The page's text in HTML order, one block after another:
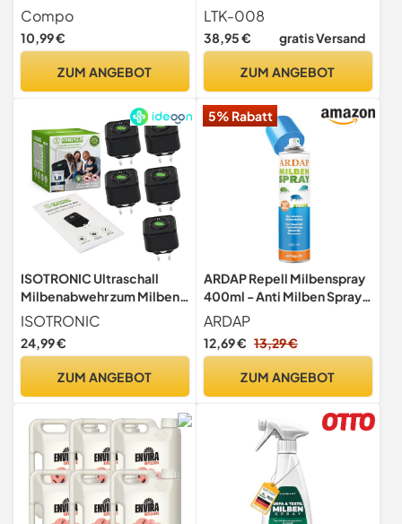
Blattläuse, Schildläuse,
Wollläuse,
Buchsbaumzünsler & Co. -
Kernobst - 500 ml -
Compo
10,99 €
ZUM ANGEBOT
Anti Bettwanzen mit
Langzeitwirkung -
hochwirksames Mittel -
Befall - auf Wasserbasis -
LTK-008
38,95 € gratis Versand
ZUM ANGEBOT
ISOTRONIC Ultraschall
Milbenabwehr zum Milben
& Bettwanzen bekämpfen –
Milbenschutz Stecker mit
30m² Wirkungsbereich –
Chemie (5 Stück)
ISOTRONIC
24,99 €
ZUM ANGEBOT
5% Rabatt
ARDAP Repell Milbenspray
400ml - Anti Milben Spray -
Milbenspray für Matratzen -
Milbenspray Hühner -
Gegen Milben für Hühner -
Milbenbefall - Wirkt schnell
ARDAP
12,69 € 13,29 €
ZUM ANGEBOT